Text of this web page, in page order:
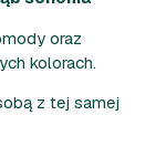
oraz
kolorach.
z tej samej